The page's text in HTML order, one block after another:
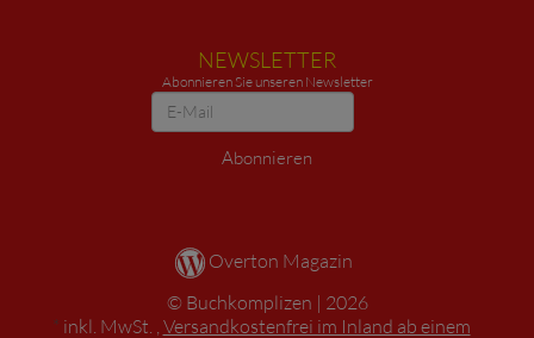
NEWSLETTER
Abonnieren Sie unseren Newsletter
Newsletter
Abonnieren
Overton Magazin
Buchkomplizen
2026
* inkl. MwSt. , Versandkostenfrei im Inland ab einem